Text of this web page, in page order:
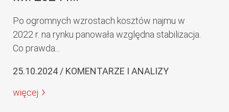
Po ogromnych wzrostach kosztów najmu w
2022 r. na rynku panowała względna stabilizacja.
Co prawda...
25.10.2024 / KOMENTARZE I ANALIZY
więcej